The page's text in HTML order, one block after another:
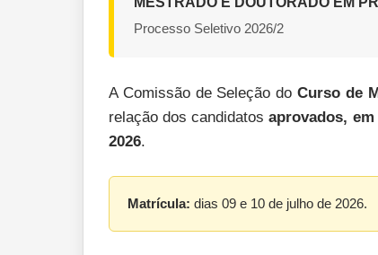
Processo Seletivo 2026/2
A Comissão de Seleção do Curso de
relação dos candidatosaprovados,
2026.
Matrícula: dias 09 e 10 de julho de 2026.